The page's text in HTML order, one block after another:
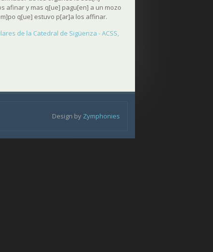
afinar y mas q[ue] pagu[en] a un mozo
q[ue] estuvo p[ar]a los affinar.
de la Catedral de Sigüenza - ACSS,
Design by Zymphonies